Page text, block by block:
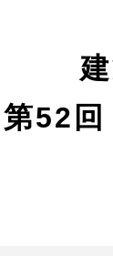
第52回